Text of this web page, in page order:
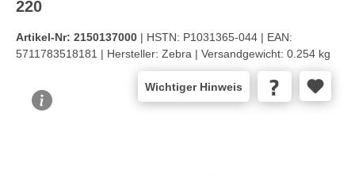
220
Artikel-Nr: 2150137000 | HSTN: P1031365-044 | EAN:
5711783518181 | Hersteller: Zebra | Versandgewicht: 0.254 kg
Wichtiger Hinweis